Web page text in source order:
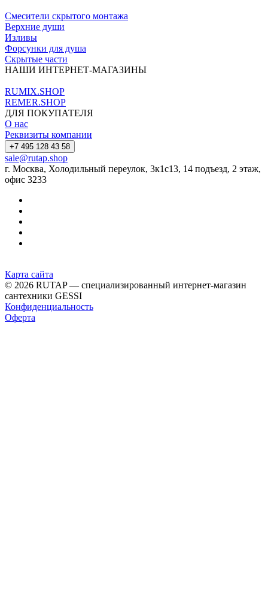
Смесители скрытого монтажа
Верхние души
Изливы
Форсунки для душа
Скрытые части
НАШИ ИНТЕРНЕТ-МАГАЗИНЫ
RUMIX.SHOP
REMER.SHOP
ДЛЯ ПОКУПАТЕЛЯ
О нас
Реквизиты компании
+7 495 128 43 58
sale@rutap.shop
г. Москва, Холодильный переулок, 3к1с13, 14 подъезд, 2 этаж,
офис 3233
Карта сайта
© 2026 RUTAP — специализированный интернет-магазин
сантехники GESSI
Конфиденциальность
Оферта